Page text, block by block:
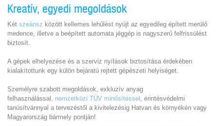
Kreatív, egyedi megoldások
Két szeánsz között kellemes lehűlést nyújt az egyedileg épített merülő
medence, illetve a beépített automata jéggép is nagyszerű felfrissülést
biztosít.
A gépek elhelyezése és a szerviz nyílások biztosítása érdekében
kialakítottunk egy külön bejáratú rejtett gépészeti helyiséget.
Személyre szabott megoldások, exkluzív anyag
felhasználással, nemzetközi TÜV minősítéssel , érintésvédelmi
tanúsítvánnyal a tervezéstől a kivitelezésig Hatvan és környékén vagy
Magyarország bármely pontján!